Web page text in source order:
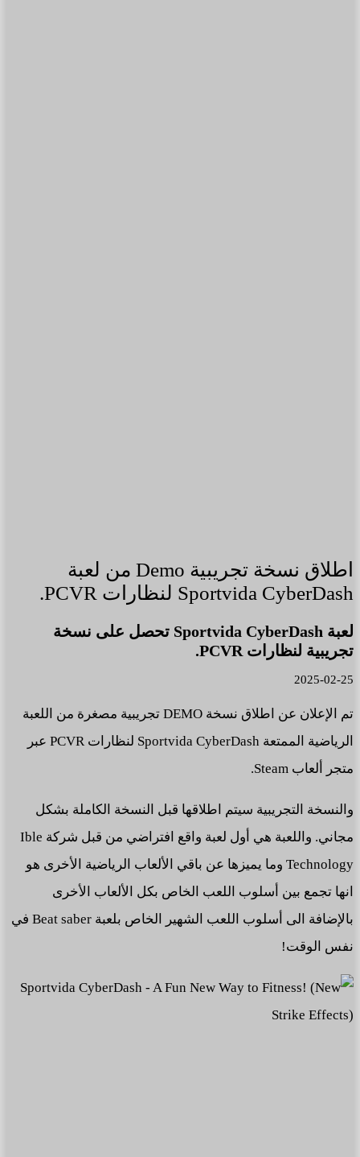
اطلاق نسخة تجريبية Demo من لعبة
Sportvida CyberDash لنظارات PCVR.
لعبة Sportvida CyberDash تحصل على نسخة
تجريبية لنظارات PCVR.
2025-02-25
تم الإعلان عن اطلاق نسخة DEMO تجريبية مصغرة من اللعبة
الرياضية الممتعة Sportvida CyberDash لنظارات PCVR عبر
متجر ألعاب Steam.
والنسخة التجريبية سيتم اطلاقها قبل النسخة الكاملة بشكل
مجاني. واللعبة هي أول لعبة واقع افتراضي من قبل شركة Ible
Technology وما يميزها عن باقي الألعاب الرياضية الأخرى هو
انها تجمع بين أسلوب اللعب الخاص بكل الألعاب الأخرى
بالإضافة الى أسلوب اللعب الشهير الخاص بلعبة Beat saber في
نفس الوقت!